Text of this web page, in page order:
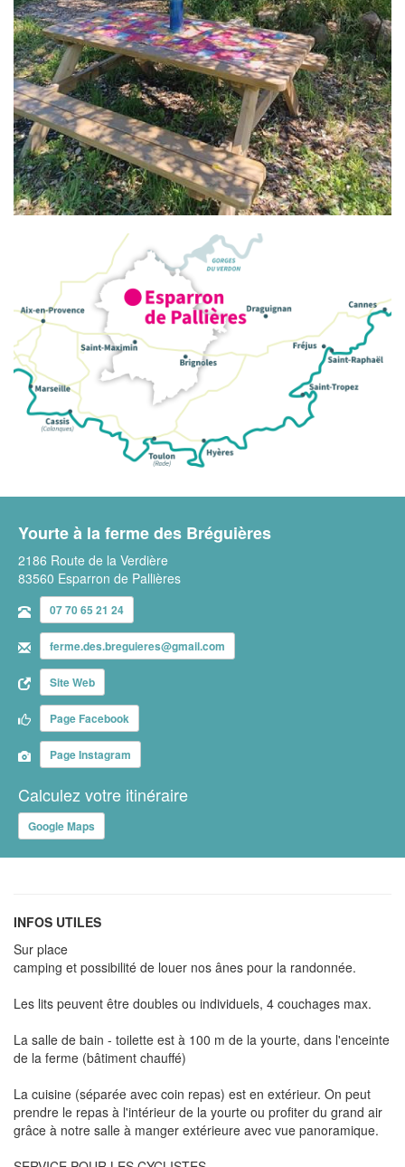
Yourte à la ferme des Bréguières
2186 Route de la Verdière
83560 Esparron de Pallières
07 70 65 21 24
ferme.des.breguieres@gmail.com
Site Web
Page Facebook
Page Instagram
Calculez votre itinéraire
Google Maps
INFOS UTILES
Sur place
camping et possibilité de louer nos ânes pour la randonnée.
Les lits peuvent être doubles ou individuels, 4 couchages max.
La salle de bain - toilette est à 100 m de la yourte, dans l'enceinte
de la ferme (bâtiment chauffé)
La cuisine (séparée avec coin repas) est en extérieur. On peut
prendre le repas à l'intérieur de la yourte ou profiter du grand air
grâce à notre salle à manger extérieure avec vue panoramique.